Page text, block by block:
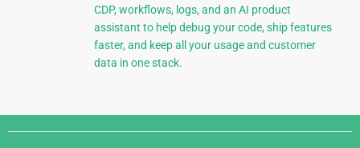
CDP, workflows, logs, and an AI product
assistant to help debug your code, ship features
faster, and keep all your usage and customer
data in one stack.
Django